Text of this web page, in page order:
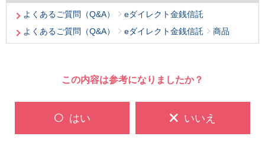
よくあるご質問（Q&A）
eダイレクト金銭信託
よくあるご質問（Q&A）
eダイレクト金銭信託 商品
この内容は参考になりましたか？
はい いいえ